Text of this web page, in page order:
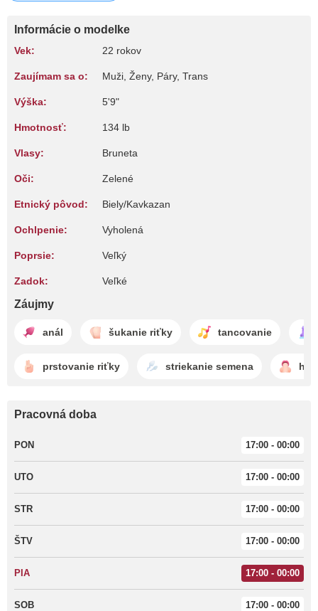
Informácie o modelke
Vek: 22 rokov
Zaujímam sa o: Muži, Ženy, Páry, Trans
Výška: 5'9"
Hmotnosť: 134 lb
Vlasy: Bruneta
Oči: Zelené
Etnický pôvod: Biely/Kavkazan
Ochlpenie: Vyholená
Poprsie: Veľký
Zadok: Veľké
Záujmy
anál šukanie riťky tancovanie
prstovanie riťky striekanie semena
Pracovná doba
PON 17:00 - 00:00
UTO 17:00 - 00:00
STR 17:00 - 00:00
ŠTV 17:00 - 00:00
PIA 17:00 - 00:00
SOB 17:00 - 00:00